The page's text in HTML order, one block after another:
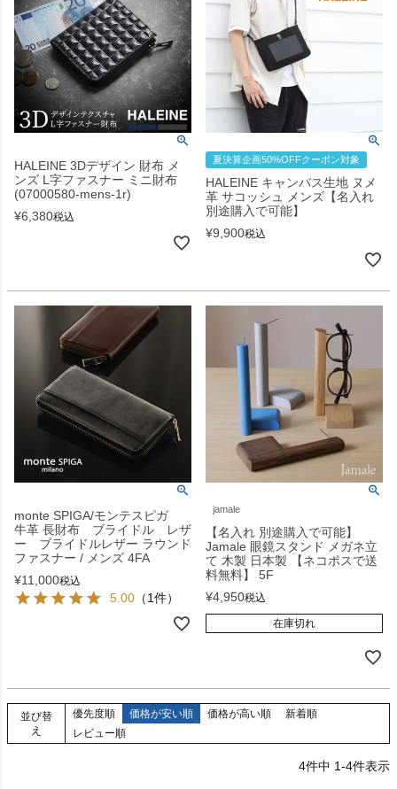
HALEINE 3Dデザイン 財布 メ
ンズ L字ファスナー ミニ財布
(07000580-mens-1r)
¥6,380税込
夏決算企画50%OFFクーポン対象
HALEINE キャンバス生地 ヌメ
革 サコッシュ メンズ【名入れ
別途購入で可能】
¥9,900税込
monte SPIGA/モンテスピガ
牛革 長財布 ブライドル レザ
ー ブライドルレザー ラウンド
ファスナー / メンズ 4FA
¥11,000税込
5.00 （1件）
jamale
【名入れ 別途購入で可能】
Jamale 眼鏡スタンド メガネ立
て 木製 日本製 【ネコポスで送
料無料】 5F
¥4,950税込
在庫切れ
並び替
え
優先度順 価格が安い順 価格が高い順
新着順
レビュー順
4件中 1-4件表示